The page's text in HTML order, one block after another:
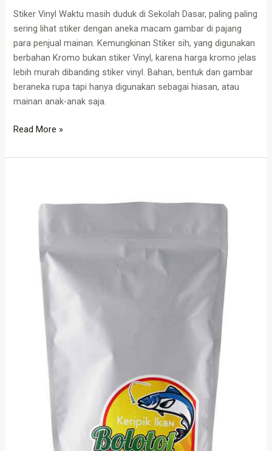
Stiker Vinyl Waktu masih duduk di Sekolah Dasar, paling paling
sering lihat stiker dengan aneka macam gambar di pajang
para penjual mainan. Kemungkinan Stiker sih, yang digunakan
berbahan Kromo bukan stiker Vinyl, karena harga kromo jelas
lebih murah dibanding stiker vinyl. Bahan, bentuk dan gambar
beraneka rupa tapi hanya digunakan sebagai hiasan, atau
mainan anak-anak saja.
murah
Read More »